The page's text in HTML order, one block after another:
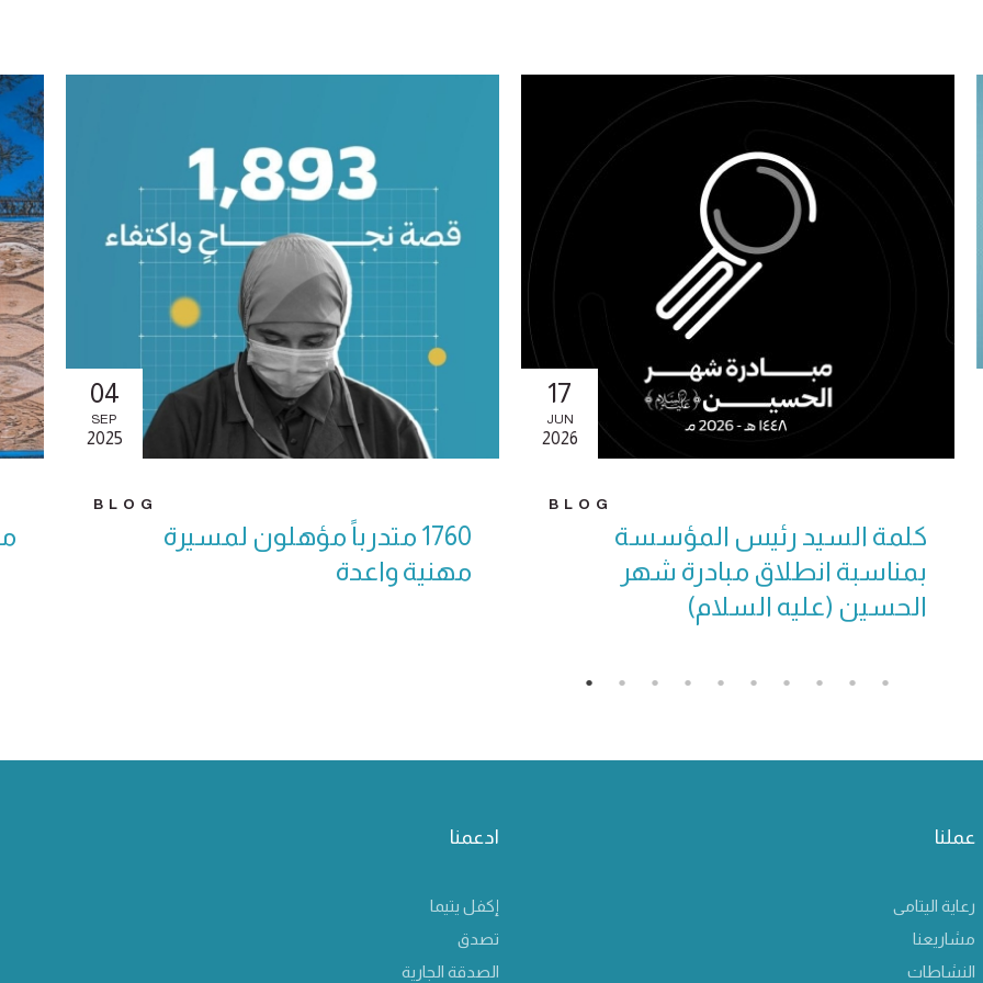
04
SEP
2025
BLOG
1760 متدرباً مؤهلون لمسيرة
مهنية واعدة
17
JUN
2026
BLOG
كلمة السيد رئيس المؤسسة
بمناسبة انطلاق مبادرة شهر
الحسين (عليه السلام)
عملنا
رعاية اليتامى
مشاريعنا
النشاطات
ادعمنا
إكفل يتيما
تصدق
الصدقة الجارية